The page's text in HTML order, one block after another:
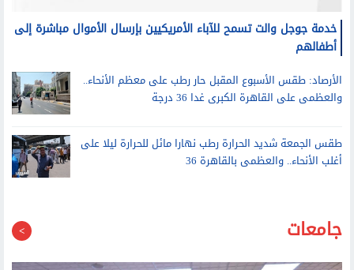
خدمة جوجل والت تسمح للآباء الأمريكيين بإرسال الأموال مباشرة إلى
أطفالهم
والعظمى على القاهرة الكبرى غدا 36 درجة
أغلب الأنحاء.. والعظمى بالقاهرة 36
جامعات